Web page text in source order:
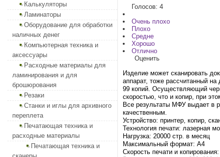
Калькуляторы
Ламинаторы
Оборудование для обработки
наличных денег
Компьютерная техника и
аксессуары
Расходные материалы для
ламинирования и для
брошюрования
Резаки
Станки и иглы для архивного
переплета
Печатающая техника и
расходные материалы
Печатающая техника и
Голосов: 4
Очень плохо
Плохо
Средне
Хорошо
Отлично
Оценить
Изделие может сканировать
аппарат, тоже рассчитанный
99 копий. Осуществляющий
скоростью, что и копир, при
Все результаты МФУ выдает в
качественным.
Устройство: принтер, копир,
Технология печати: лазерная
Нагрузка: 20000 стр. в месяц
Максимальный формат: А4
Скорость печати и